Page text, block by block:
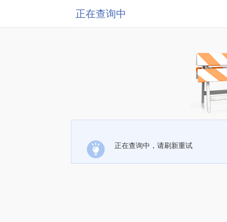
正在查询中
正在查询中，请刷新重试